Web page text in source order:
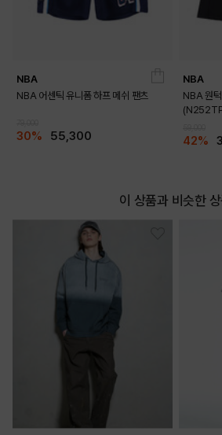
NBA
NBA 어센틱 유니폼 하프 메쉬 팬츠
30% 55,300
NBA
NBA 원
42%
이 상품과 비슷한